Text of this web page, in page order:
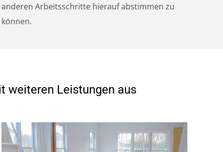
anderen Arbeitsschritte hierauf abstimmen zu
können.
weiteren Leistungen aus